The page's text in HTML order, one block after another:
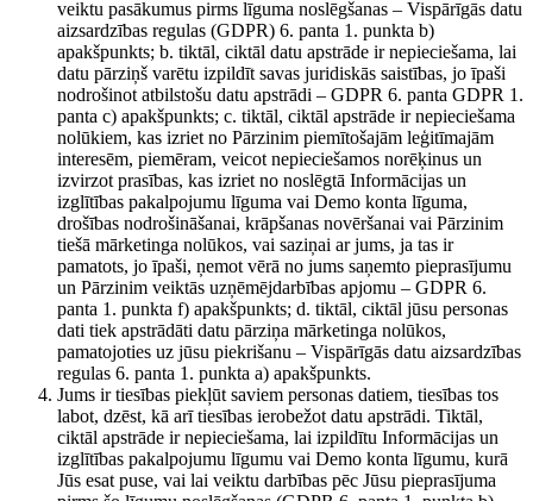
veiktu pasākumus pirms līguma noslēgšanas – Vispārīgās datu
aizsardzības regulas (GDPR) 6. panta 1. punkta b)
apakšpunkts; b. tiktāl, ciktāl datu apstrāde ir nepieciešama, lai
datu pārziņš varētu izpildīt savas juridiskās saistības, jo īpaši
nodrošinot atbilstošu datu apstrādi – GDPR 6. panta GDPR 1.
panta c) apakšpunkts; c. tiktāl, ciktāl apstrāde ir nepieciešama
nolūkiem, kas izriet no Pārzinim piemītošajām leģitīmajām
interesēm, piemēram, veicot nepieciešamos norēķinus un
izvirzot prasības, kas izriet no noslēgtā Informācijas un
izglītības pakalpojumu līguma vai Demo konta līguma,
drošības nodrošināšanai, krāpšanas novēršanai vai Pārzinim
tiešā mārketinga nolūkos, vai saziņai ar jums, ja tas ir
pamatots, jo īpaši, ņemot vērā no jums saņemto pieprasījumu
un Pārzinim veiktās uzņēmējdarbības apjomu – GDPR 6.
panta 1. punkta f) apakšpunkts; d. tiktāl, ciktāl jūsu personas
dati tiek apstrādāti datu pārziņa mārketinga nolūkos,
pamatojoties uz jūsu piekrišanu – Vispārīgās datu aizsardzības
regulas 6. panta 1. punkta a) apakšpunkts.
Jums ir tiesības piekļūt saviem personas datiem, tiesības tos
labot, dzēst, kā arī tiesības ierobežot datu apstrādi. Tiktāl,
ciktāl apstrāde ir nepieciešama, lai izpildītu Informācijas un
izglītības pakalpojumu līgumu vai Demo konta līgumu, kurā
Jūs esat puse, vai lai veiktu darbības pēc Jūsu pieprasījuma